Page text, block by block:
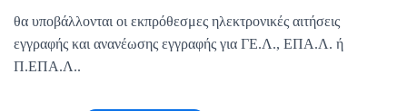
θα υποβάλλονται οι εκπρόθεσμες ηλεκτρονικές αιτήσεις
εγγραφής και ανανέωσης εγγραφής για ΓΕ.Λ., ΕΠΑ.Λ. ή
Π.ΕΠΑ.Λ..